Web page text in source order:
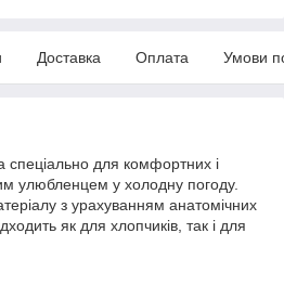
Доставка Оплата Умови
спеціально для комфортних і
улюбленцем у холодну погоду.
з урахуванням анатомічних
як для хлопчиків, так і для